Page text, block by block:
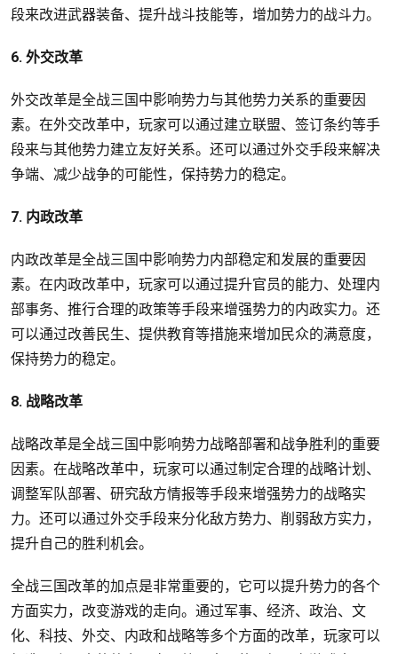
段来改进武器装备、提升战斗技能等，增加势力的战斗力。
6. 外交改革
外交改革是全战三国中影响势力与其他势力关系的重要因
素。在外交改革中，玩家可以通过建立联盟、签订条约等手
段来与其他势力建立友好关系。还可以通过外交手段来解决
争端、减少战争的可能性，保持势力的稳定。
7. 内政改革
内政改革是全战三国中影响势力内部稳定和发展的重要因
素。在内政改革中，玩家可以通过提升官员的能力、处理内
部事务、推行合理的政策等手段来增强势力的内政实力。还
可以通过改善民生、提供教育等措施来增加民众的满意度，
保持势力的稳定。
8. 战略改革
战略改革是全战三国中影响势力战略部署和战争胜利的重要
因素。在战略改革中，玩家可以通过制定合理的战略计划、
调整军队部署、研究敌方情报等手段来增强势力的战略实
力。还可以通过外交手段来分化敌方势力、削弱敌方实力，
提升自己的胜利机会。
全战三国改革的加点是非常重要的，它可以提升势力的各个
方面实力，改变游戏的走向。通过军事、经济、政治、文
化、科技、外交、内政和战略等多个方面的改革，玩家可以